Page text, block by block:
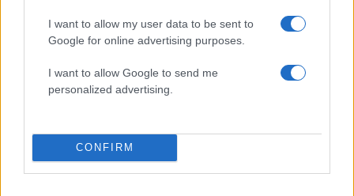
I want to allow my user data to be sent to
Google for online advertising purposes.
I want to allow Google to send me
personalized advertising.
CONFIRM
Αν τα χάσατε